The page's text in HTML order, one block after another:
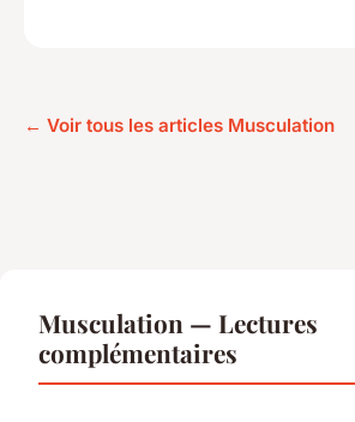
← Voir tous les articles Musculation
Musculation — Lectures
complémentaires